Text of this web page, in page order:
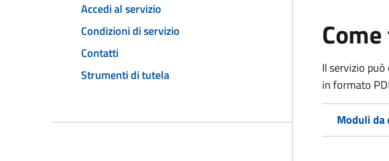
Accedi al servizio
Condizioni di servizio
Contatti
Strumenti di tutela
Il servizio
in formato
Moduli da